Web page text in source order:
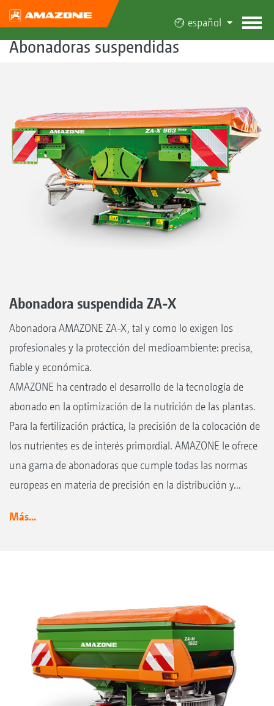
español
Abonadoras suspendidas
Abonadora suspendida ZA-X
Abonadora AMAZONE ZA-X, tal y como lo exigen los
profesionales y la protección del medioambiente: precisa,
fiable y económica.
AMAZONE ha centrado el desarrollo de la tecnología de
abonado en la optimización de la nutrición de las plantas.
Para la fertilización práctica, la precisión de la colocación de
los nutrientes es de interés primordial. AMAZONE le ofrece
una gama de abonadoras que cumple todas las normas
europeas en materia de precisión en la distribución y...
Más...